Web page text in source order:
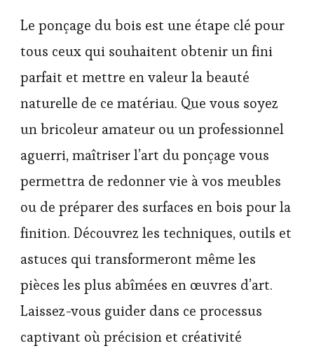
Le ponçage du bois est une étape clé pour
tous ceux qui souhaitent obtenir un fini
parfait et mettre en valeur la beauté
naturelle de ce matériau. Que vous soyez
un bricoleur amateur ou un professionnel
aguerri, maîtriser l’art du ponçage vous
permettra de redonner vie à vos meubles
ou de préparer des surfaces en bois pour la
finition. Découvrez les techniques, outils et
astuces qui transformeront même les
pièces les plus abîmées en œuvres d’art.
Laissez-vous guider dans ce processus
captivant où précision et créativité